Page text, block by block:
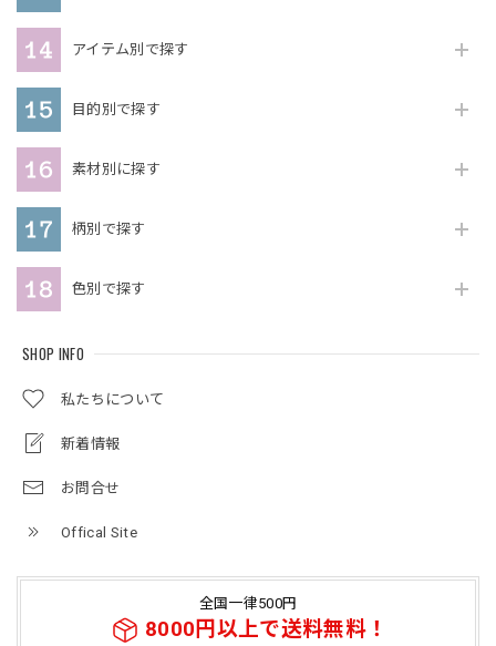
アイテム別で探す
目的別で探す
素材別に探す
柄別で探す
色別で探す
SHOP INFO
私たちについて
新着情報
お問合せ
Offical Site
全国一律500円
8000円以上で送料無料！